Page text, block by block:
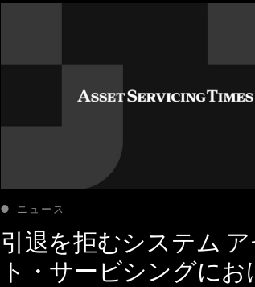
ニュース
引退を拒むシステム ア
ト・サービシングにお